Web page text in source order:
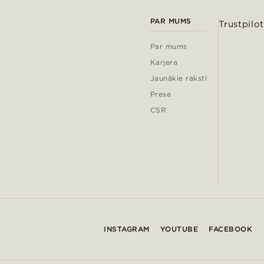
PAR MUMS
Par mums
Karjera
Jaunākie raksti
Prese
CSR
Trustpilot
INSTAGRAM YOUTUBE FACEBOOK